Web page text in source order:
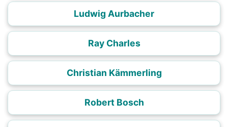
Ludwig Aurbacher
Ray Charles
Christian Kämmerling
Robert Bosch